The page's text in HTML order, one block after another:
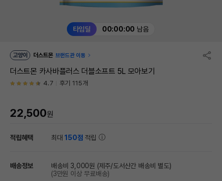
타임딜 00:00:00 남음
고양이 더스트몬 브랜드관 이동
더스트몬 카사바플러스 더블소프트 5L 모아보기
4.7 후기 115개
22,500원
적립혜택 최대150점 적립
배송정보 배송비 3,000원 (제주/도서산간 배송비 별도)
(3만원 이상 무료배송)